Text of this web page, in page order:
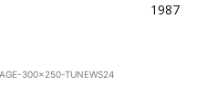
1987
300x250-TUNEWS24